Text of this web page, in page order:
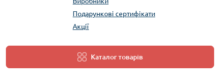
Подарункові сертифікати
Акції
Каталог товарів